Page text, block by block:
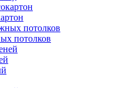
потолков